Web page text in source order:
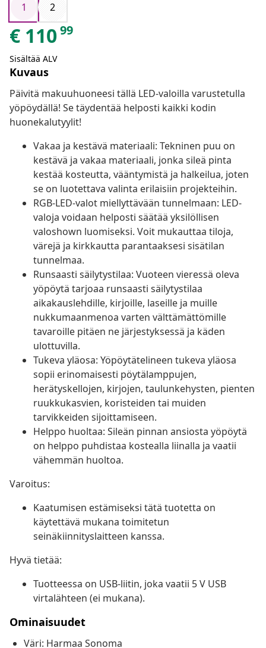
1
2
€ 11099
Sisältää ALV
Kuvaus
Päivitä makuuhuoneesi tällä LED-valoilla varustetulla
yöpöydällä! Se täydentää helposti kaikki kodin
huonekalutyylit!
Vakaa ja kestävä materiaali: Tekninen puu on
kestävä ja vakaa materiaali, jonka sileä pinta
kestää kosteutta, vääntymistä ja halkeilua, joten
se on luotettava valinta erilaisiin projekteihin.
RGB-LED-valot miellyttävään tunnelmaan: LED-
valoja voidaan helposti säätää yksilöllisen
valoshown luomiseksi. Voit mukauttaa tiloja,
värejä ja kirkkautta parantaaksesi sisätilan
tunnelmaa.
Runsaasti säilytystilaa: Vuoteen vieressä oleva
yöpöytä tarjoaa runsaasti säilytystilaa
aikakauslehdille, kirjoille, laseille ja muille
nukkumaanmenoa varten välttämättömille
tavaroille pitäen ne järjestyksessä ja käden
ulottuvilla.
Tukeva yläosa: Yöpöytätelineen tukeva yläosa
sopii erinomaisesti pöytälamppujen,
herätyskellojen, kirjojen, taulunkehysten, pienten
ruukkukasvien, koristeiden tai muiden
tarvikkeiden sijoittamiseen.
Helppo huoltaa: Sileän pinnan ansiosta yöpöytä
on helppo puhdistaa kostealla liinalla ja vaatii
vähemmän huoltoa.
Varoitus:
Kaatumisen estämiseksi tätä tuotetta on
käytettävä mukana toimitetun
seinäkiinnityslaitteen kanssa.
Hyvä tietää:
Tuotteessa on USB-liitin, joka vaatii 5 V USB
virtalähteen (ei mukana).
Ominaisuudet
Väri: Harmaa Sonoma